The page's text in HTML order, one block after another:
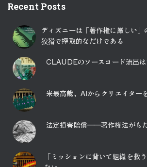
Recent Posts
ディズニーは「著作権に厳しい」
狡猾で搾取的なだけである
CLAUDEのソースコード流出
米最高裁、AIからクリエイター
法定損害賠償――著作権法がも
「ミッションに背いて組織を救